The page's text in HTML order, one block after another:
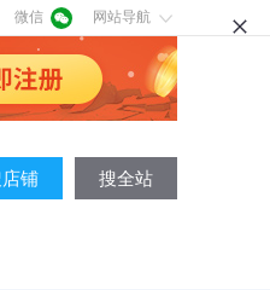
微信 网站导航
铺 搜全站